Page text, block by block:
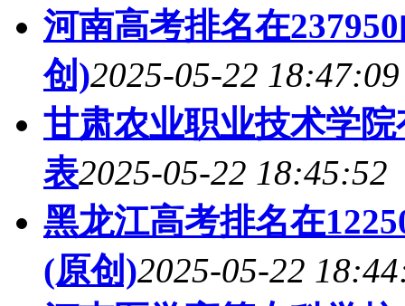
河南高考排名在
创)2025-05-22 18:47:09
甘肃农业职业技术学
表2025-05-22 18:45:52
黑龙江高考排名在
(原创)2025-05-22